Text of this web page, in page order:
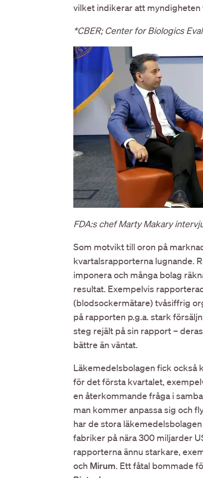
vilket indikerar att myndigheten
*CBER; Center for Biologics
FDA:s chef Marty Makary
Som motvikt till oron på
kvartalsrapporterna lugnande.
imponera och många bolag
resultat. Exempelvis
(blodsockermätare) tvåsiffrig
på rapporten p.g.a. stark
steg rejält på sin rapport –
bättre än väntat.
Läkemedelsbolagen fick också
för det första kvartalet,
en återkommande fråga i
man kommer anpassa sig och
har de stora
fabriker på nära 300 miljarder
rapporterna ännu starkare,
och Mirum. Ett fåtal bommade